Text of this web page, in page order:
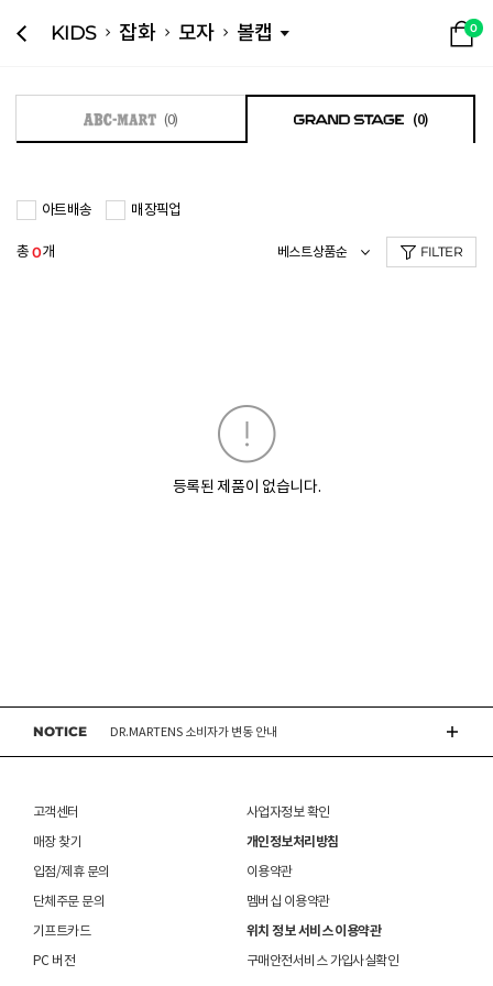
KIDS 잡화 모자 볼캡 0
(0) (0)
아트배송 매장픽업
총0개 FILTER
등록된 제품이 없습니다.
NOTICE DR.MARTENS 소비자가 변동 안내
고객센터
매장 찾기
입점/제휴 문의
단체주문 문의
기프트카드
PC 버전
사업자정보 확인
개인정보처리방침
이용약관
멤버십 이용약관
위치 정보 서비스 이용약관
구매안전서비스 가입사실확인